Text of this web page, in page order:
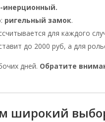
инерционный.
ригельный замок.
для каждого
до 2000 руб, а для
дней. Обратите
широкий